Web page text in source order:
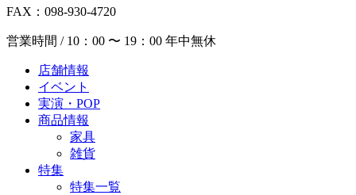
FAX：098-930-4720
営業時間 / 10：00 〜 19：00 年中無休
店舗情報
イベント
実演・POP
商品情報
家具
雑貨
特集
特集一覧